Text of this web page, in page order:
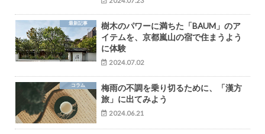
最新記事
樹木のパワーに満ちた「BAUM」のア
イテムを、京都嵐山の宿で住まうよう
に体験
2024.07.02
コラム
梅雨の不調を乗り切るために、「漢方
旅」に出てみよう
2024.06.21